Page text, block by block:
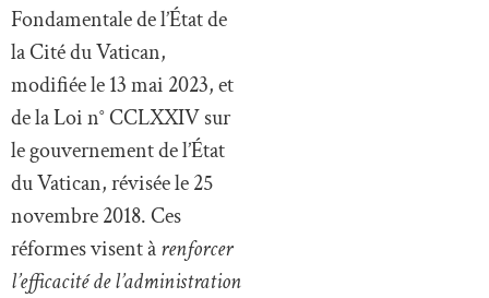
Fondamentale de l’État de
la Cité du Vatican,
modifiée le 13 mai 2023, et
de la Loi n° CCLXXIV sur
le gouvernement de l’État
du Vatican, révisée le 25
novembre 2018. Ces
réformes visent àrenforcer
l’efficacité de l’administration